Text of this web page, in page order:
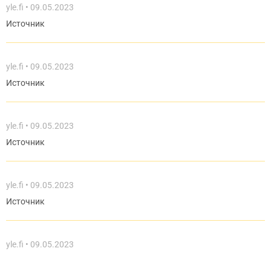
yle.fi
09.05.2023
Источник
yle.fi
09.05.2023
Источник
yle.fi
09.05.2023
Источник
yle.fi
09.05.2023
Источник
yle.fi
09.05.2023